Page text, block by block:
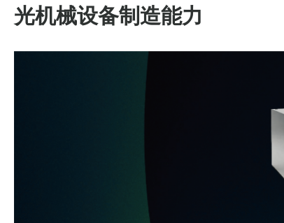
光机械设备制造能力